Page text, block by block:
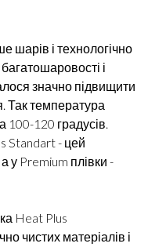
шарів і технологічно
і
значно підвищити
Так температура
100-120 градусів.
Standart - цей
у Premium плівки -
Heat Plus
чистих матеріалів і